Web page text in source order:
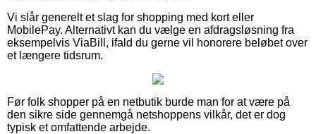
Vi slår generelt et slag for shopping med kort eller
MobilePay. Alternativt kan du vælge en afdragsløsning fra
eksempelvis ViaBill, ifald du gerne vil honorere beløbet over
et længere tidsrum.
Før folk shopper på en netbutik burde man for at være på
den sikre side gennemgå netshoppens vilkår, det er dog
typisk et omfattende arbejde.